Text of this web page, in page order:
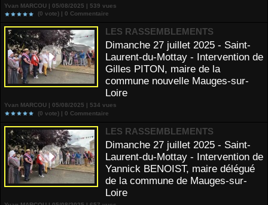
Yvan MARCOU | 05/08/2025 | 539 vues
(0 vote) | 0 Commentaire
LES RASSEMBLEMENTS
Dimanche 27 juillet 2025 - Saint-
Laurent-du-Mottay - Intervention de
Gilles PITON, maire de la
commune nouvelle Mauges-sur-
Loire
Yvan MARCOU | 05/08/2025 | 534 vues
(0 vote) | 0 Commentaire
LES RASSEMBLEMENTS
Dimanche 27 juillet 2025 - Saint-
Laurent-du-Mottay - Intervention de
Yannick BENOIST, maire délégué
de la commune de Mauges-sur-
Loire